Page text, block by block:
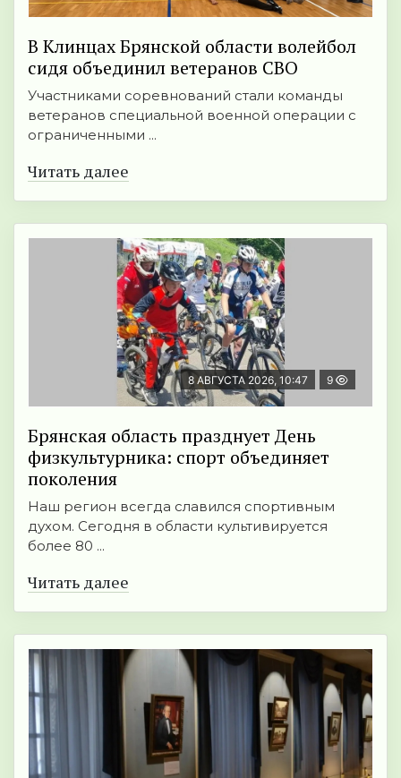
В Клинцах Брянской области волейбол
сидя объединил ветеранов СВО
Участниками соревнований стали команды
ветеранов специальной военной операции с
ограниченными ...
Читать далее
8 АВГУСТА 2026, 10:47 9
Брянская область празднует День
физкультурника: спорт объединяет
поколения
Наш регион всегда славился спортивным
духом. Сегодня в области культивируется
более 80 ...
Читать далее